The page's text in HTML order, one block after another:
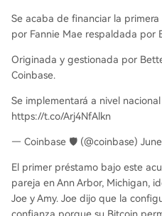
Se acaba de financiar la
por Fannie Mae respaldada por
Originada y gestionada por
Coinbase.
Se implementará a nivel
https://t.co/Arj4NfAlkn
— Coinbase 🛡️ (@coinbase)
El primer préstamo bajo este
pareja en Ann Arbor, Michigan,
Joe y Amy. Joe dijo que la